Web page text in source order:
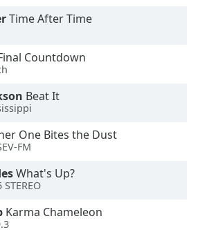
Time After Time
Countdown
Beat It
One Bites the Dust
FM
What's Up?
Karma Chameleon